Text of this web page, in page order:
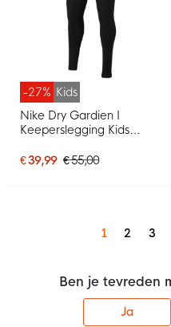
-27% Kids
Nike Dry Gardien I
Keeperslegging Kids
€ 39,99 € 55,00
1 2 3
Ben je tevreden
Ja